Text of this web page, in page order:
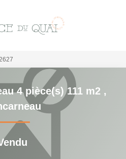
La Vente
Viager
Location
4 pièce(s) 111 m2 ,